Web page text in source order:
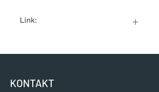
Link:
KONTAKT